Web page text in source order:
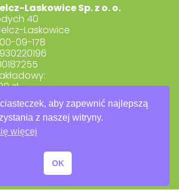
aby zapewnić najlepszą
z naszej witryny.
więcej
OK
Laskowice Sp. z o. o.
40
Laskowice
09-178
930220196
zł.
318 84 84
prywatności